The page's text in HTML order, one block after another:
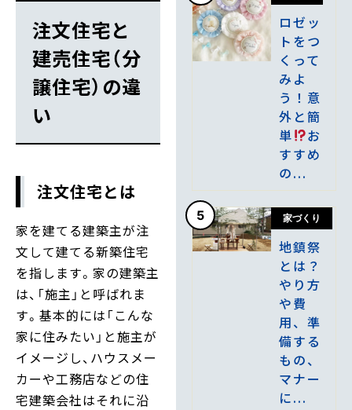
注文住宅と
建売住宅（分
譲住宅）の違
い
注文住宅とは
家を建てる建築主が注
文して建てる新築住宅
を指します。家の建築主
は、「施主」と呼ばれま
す。基本的には「こんな
家に住みたい」と施主が
イメージし、ハウスメー
カーや工務店などの住
宅建築会社はそれに沿
ロゼッ
トをつ
くって
みよ
う！意
外と簡
単
お
すすめ
の...
5 家づくり
地鎮祭
とは？
やり方
や費
用、準
備する
もの、
マナー
に...